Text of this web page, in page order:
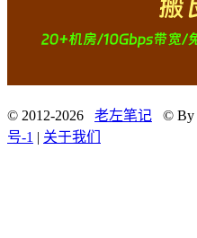
© 2012-2026 老左笔记 © By
号-1 | 关于我们